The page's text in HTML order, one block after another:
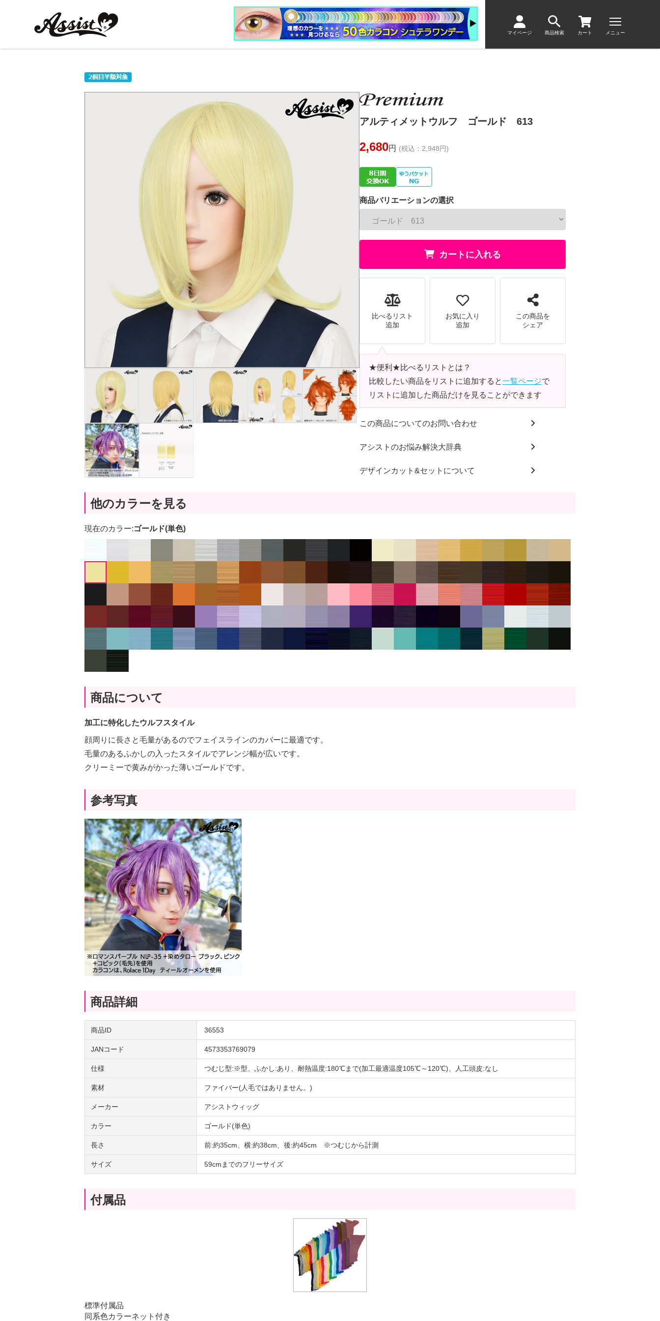
マイページ 商品検索 カート メニュー
アルティメットウルフ ゴールド 613
2,680円 (税込：2,948円)
商品バリエーションの選択
カートに入れる
比べるリスト
追加
お気に入り
追加
この商品を
シェア
★便利★比べるリストとは？
比較したい商品をリストに追加すると一覧ページで
リストに追加した商品だけを見ることができます
この商品についてのお問い合わせ
アシストのお悩み解決大辞典
デザインカット&セットについて
他のカラーを見る
現在のカラー:ゴールド(単色)
商品について
加工に特化したウルフスタイル
顔周りに長さと毛量があるのでフェイスラインのカバーに最適です。
毛量のあるふかしの入ったスタイルでアレンジ幅が広いです。
クリーミーで黄みがかった薄いゴールドです。
参考写真
商品詳細
商品ID 36553
JANコード 4573353769079
仕様 つむじ型:※型、ふかし:あり、耐熱温度:180℃まで(加工最適温度105℃～120℃)、人工頭皮:なし
素材 ファイバー(人毛ではありません。)
メーカー アシストウィッグ
カラー ゴールド(単色)
長さ 前:約35cm、横:約38cm、後:約45cm ※つむじから計測
サイズ 59cmまでのフリーサイズ
付属品
標準付属品
同系色カラーネット付き